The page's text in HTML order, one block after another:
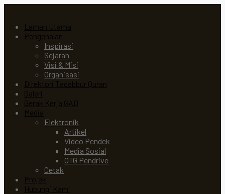
Laman Utama
Pengenalan
Inspirasi
Sejarah
Visi & Misi
Organisasi
Direktori Tadabbur Quran
Galeri
Gerak Kerja GAD
Media
Elektronik
Artikel
Video Pendek
Media Sosial
OTG Pendrive
Cetak
Projek
Hubungi Kami